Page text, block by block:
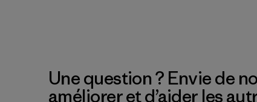
Une question ? Envie de
améliorer et d’aider les